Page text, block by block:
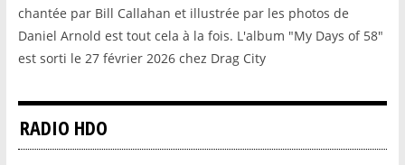
chantée par Bill Callahan et illustrée par les photos de
Daniel Arnold est tout cela à la fois. L'album "My Days of 58"
est sorti le 27 février 2026 chez Drag City
RADIO HDO